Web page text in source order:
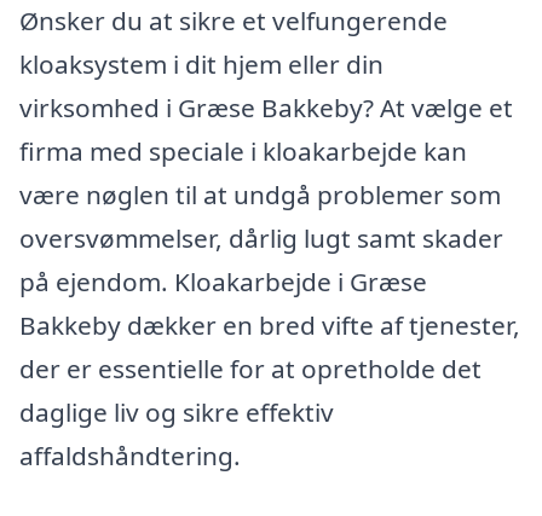
Ønsker du at sikre et velfungerende
kloaksystem i dit hjem eller din
virksomhed i Græse Bakkeby? At vælge et
firma med speciale i kloakarbejde kan
være nøglen til at undgå problemer som
oversvømmelser, dårlig lugt samt skader
på ejendom. Kloakarbejde i Græse
Bakkeby dækker en bred vifte af tjenester,
der er essentielle for at opretholde det
daglige liv og sikre effektiv
affaldshåndtering.